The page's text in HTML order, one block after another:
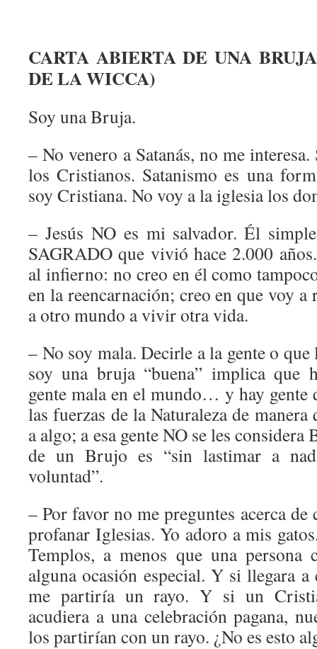
CARTA ABIERTA DE UNA
DE LA WICCA)
Soy una Bruja.
– No venero a Satanás, no me
los Cristianos. Satanismo es una
soy Cristiana. No voy a la iglesia los
– Jesús NO es mi salvador. Él
SAGRADO que vivió hace 2.000
al infierno: no creo en él como
en la reencarnación; creo en que voy a
a otro mundo a vivir otra vida.
– No soy mala. Decirle a la gente o
soy una bruja “buena” implica que
gente mala en el mundo… y hay gente
las fuerzas de la Naturaleza de
a algo; a esa gente NO se les
de un Brujo es “sin lastimar a
voluntad”.
– Por favor no me preguntes acerca
profanar Iglesias. Yo adoro a mis
Templos, a menos que una persona
alguna ocasión especial. Y si llegara
me partiría un rayo. Y si un
acudiera a una celebración pagana,
los partirían con un rayo. ¿No es esto